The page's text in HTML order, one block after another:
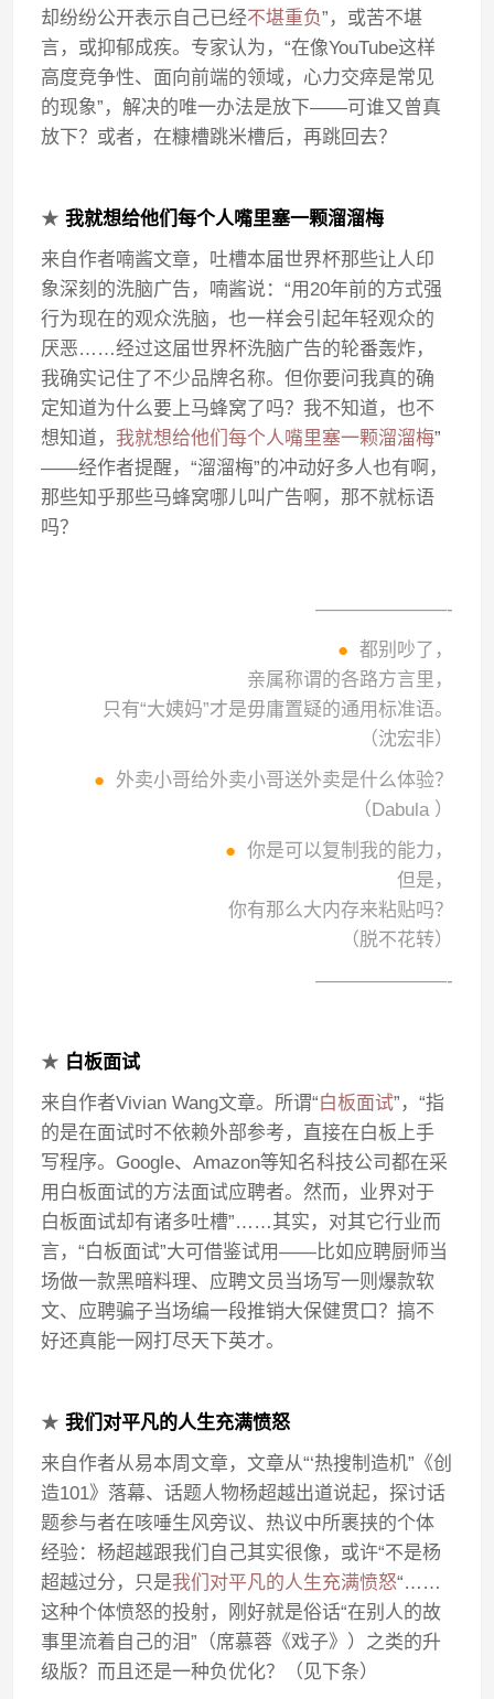
却纷纷公开表示自己已经不堪重负”，或苦不堪
言，或抑郁成疾。专家认为，“在像YouTube这样
高度竞争性、面向前端的领域，心力交瘁是常见
的现象”，解决的唯一办法是放下——可谁又曾真
放下？或者，在糠槽跳米槽后，再跳回去？
★我就想给他们每个人嘴里塞一颗溜溜梅
来自作者喃酱文章，吐槽本届世界杯那些让人印
象深刻的洗脑广告，喃酱说：“用20年前的方式强
行为现在的观众洗脑，也一样会引起年轻观众的
厌恶……经过这届世界杯洗脑广告的轮番轰炸，
我确实记住了不少品牌名称。但你要问我真的确
定知道为什么要上马蜂窝了吗？我不知道，也不
想知道，我就想给他们每个人嘴里塞一颗溜溜梅”
——经作者提醒，“溜溜梅”的冲动好多人也有啊，
那些知乎那些马蜂窝哪儿叫广告啊，那不就标语
吗？
———————-
● 都别吵了，
亲属称谓的各路方言里，
只有“大姨妈”才是毋庸置疑的通用标准语。
（沈宏非）
● 外卖小哥给外卖小哥送外卖是什么体验？
（Dabula ）
● 你是可以复制我的能力，
但是，
你有那么大内存来粘贴吗？
（脱不花转）
———————-
★ 白板面试
来自作者Vivian Wang文章。所谓“白板面试”，“指
的是在面试时不依赖外部参考，直接在白板上手
写程序。Google、Amazon等知名科技公司都在采
用白板面试的方法面试应聘者。然而，业界对于
白板面试却有诸多吐槽”……其实，对其它行业而
言，“白板面试”大可借鉴试用——比如应聘厨师当
场做一款黑暗料理、应聘文员当场写一则爆款软
文、应聘骗子当场编一段推销大保健贯口？搞不
好还真能一网打尽天下英才。
★我们对平凡的人生充满愤怒
来自作者从易本周文章，文章从“‘热搜制造机”《创
造101》落幕、话题人物杨超越出道说起，探讨话
题参与者在咳唾生风旁议、热议中所裹挟的个体
经验：杨超越跟我们自己其实很像，或许“不是杨
超越过分，只是我们对平凡的人生充满愤怒“……
这种个体愤怒的投射，刚好就是俗话“在别人的故
事里流着自己的泪”（席慕蓉《戏子》）之类的升
级版？而且还是一种负优化？（见下条）